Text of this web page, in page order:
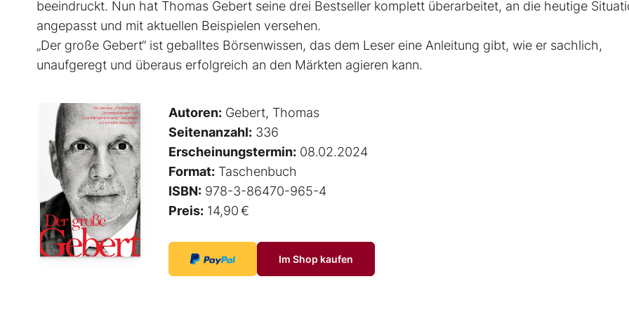
beeindruckt. Nun hat Thomas Gebert seine drei Best­seller komplett überarbeitet, an die heutige
angepasst und mit aktuellen Beispielen ver­sehen.
„Der große Gebert“ ist geballtes Börsenwissen, das dem Leser eine Anleitung gibt, wie er sachlich,
unaufgeregt und überaus erfolgreich an den Märkten agieren kann.
Autoren: Gebert, Thomas
Seitenanzahl: 336
Erscheinungstermin: 08.02.2024
Format: Taschenbuch
ISBN: 978-3-86470-965-4
Preis: 14,90 €
Im Shop kaufen